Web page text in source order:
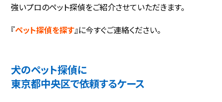
強いプロのペット探偵をご紹介させていただきます。
『ペット探偵を探す』に今すぐご連絡ください。
犬のペット探偵に
東京都中央区で依頼するケース